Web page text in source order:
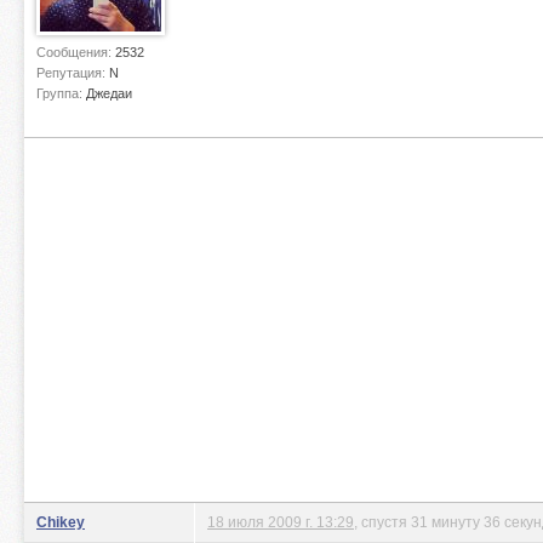
Сообщения: 2532
Репутация: N
Группа: Джедаи
Chikey 18 июля 2009 г. 13:29 , спустя 31 минуту 36